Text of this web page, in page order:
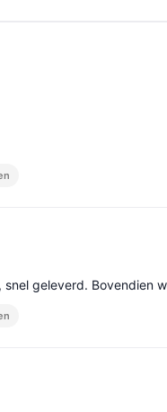
snel geleverd. Bovendien